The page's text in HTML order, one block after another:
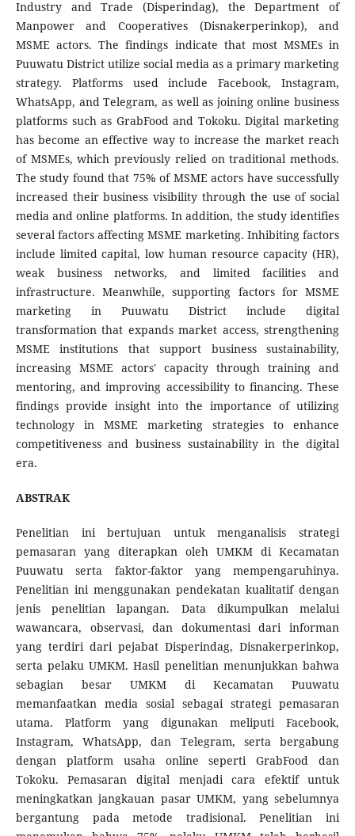
Industry and Trade (Disperindag), the Department of
Manpower and Cooperatives (Disnakerperinkop), and
MSME actors. The findings indicate that most MSMEs in
Puuwatu District utilize social media as a primary marketing
strategy. Platforms used include Facebook, Instagram,
WhatsApp, and Telegram, as well as joining online business
platforms such as GrabFood and Tokoku. Digital marketing
has become an effective way to increase the market reach
of MSMEs, which previously relied on traditional methods.
The study found that 75% of MSME actors have successfully
increased their business visibility through the use of social
media and online platforms. In addition, the study identifies
several factors affecting MSME marketing. Inhibiting factors
include limited capital, low human resource capacity (HR),
weak business networks, and limited facilities and
infrastructure. Meanwhile, supporting factors for MSME
marketing in Puuwatu District include digital
transformation that expands market access, strengthening
MSME institutions that support business sustainability,
increasing MSME actors' capacity through training and
mentoring, and improving accessibility to financing. These
findings provide insight into the importance of utilizing
technology in MSME marketing strategies to enhance
competitiveness and business sustainability in the digital
era.
ABSTRAK
Penelitian ini bertujuan untuk menganalisis strategi
pemasaran yang diterapkan oleh UMKM di Kecamatan
Puuwatu serta faktor-faktor yang mempengaruhinya.
Penelitian ini menggunakan pendekatan kualitatif dengan
jenis penelitian lapangan. Data dikumpulkan melalui
wawancara, observasi, dan dokumentasi dari informan
yang terdiri dari pejabat Disperindag, Disnakerperinkop,
serta pelaku UMKM. Hasil penelitian menunjukkan bahwa
sebagian besar UMKM di Kecamatan Puuwatu
memanfaatkan media sosial sebagai strategi pemasaran
utama. Platform yang digunakan meliputi Facebook,
Instagram, WhatsApp, dan Telegram, serta bergabung
dengan platform usaha online seperti GrabFood dan
Tokoku. Pemasaran digital menjadi cara efektif untuk
meningkatkan jangkauan pasar UMKM, yang sebelumnya
bergantung pada metode tradisional. Penelitian ini